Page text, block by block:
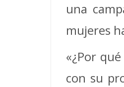
una
mujeres
«¿Por
con su